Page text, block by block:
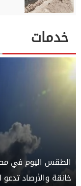
خدمات
الطقس اليوم في
خانقة والأرصاد